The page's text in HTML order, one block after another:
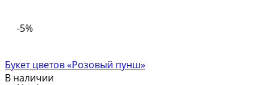
-5%
Букет цветов «Розовый пунш»
В наличии